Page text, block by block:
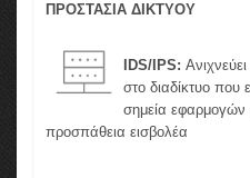
ΠΡΟΣΤΑΣΙΑ ΔΙΚΤΥΟΥ
IDS/IPS:
στο διαδίκτυο που
σημεία εφαρμογών
προσπάθεια εισβολέα